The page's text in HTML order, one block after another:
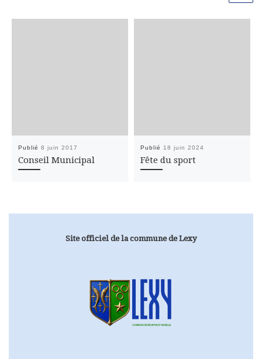
Publié 8 juin 2017
Conseil Municipal
Publié 18 juin 2024
Fête du sport
Site officiel de la commune de Lexy